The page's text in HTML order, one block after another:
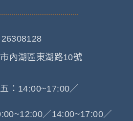
內湖區東湖路10號
：14:00~17:00／
／14:00~17:00／